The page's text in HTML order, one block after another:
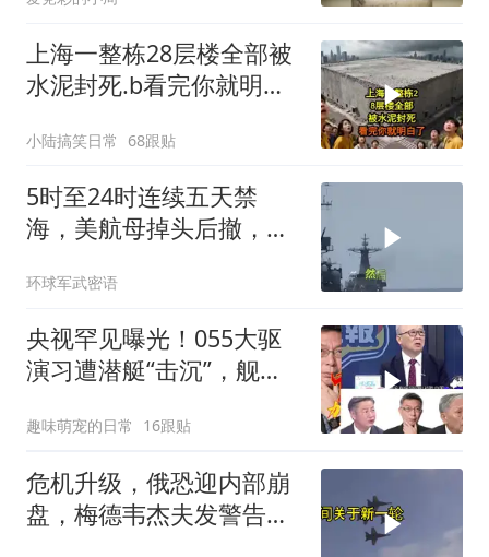
上海一整栋28层楼全部被
水泥封死.b看完你就明白
小陆搞笑日常 68跟贴
5时至24时连续五天禁
海，美航母掉头后撤，黄
环球军武密语
央视罕见曝光！055大驱
演习遭潜艇“击沉”，舰长
趣味萌宠的日常 16跟贴
危机升级，俄恐迎内部崩
盘，梅德韦杰夫发警告，